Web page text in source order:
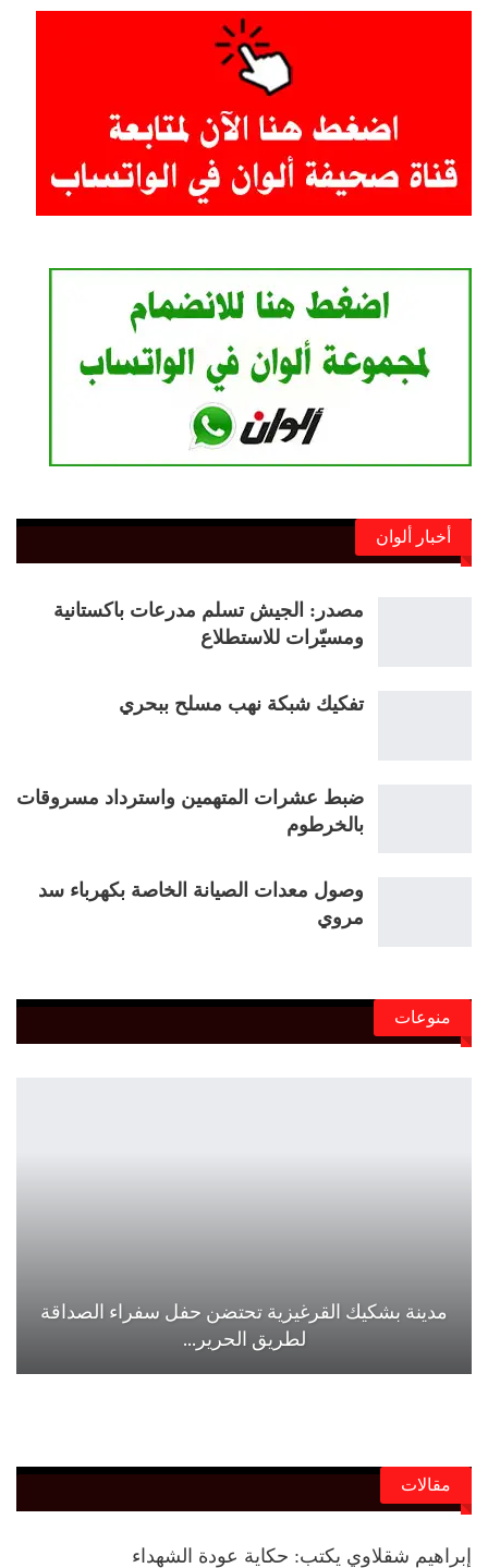
أخبار ألوان
مصدر: الجيش تسلم مدرعات باكستانية
ومسيّرات للاستطلاع
تفكيك شبكة نهب مسلح ببحري
ضبط عشرات المتهمين واسترداد مسروقات
بالخرطوم
وصول معدات الصيانة الخاصة بكهرباء سد
مروي
منوعات
مدينة بشكيك القرغيزية تحتضن حفل سفراء الصداقة
لطريق الحرير…
مقالات
إبراهيم شقلاوي يكتب: حكاية عودة الشهداء